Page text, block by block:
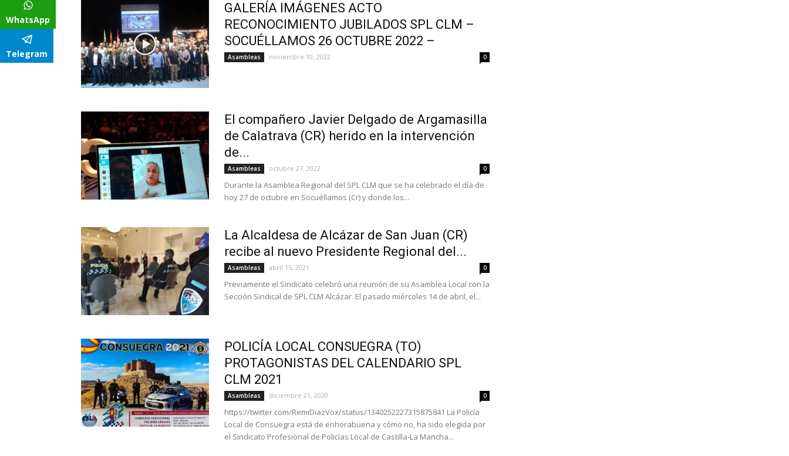
GALERÍA IMÁGENES ACTO
RECONOCIMIENTO JUBILADOS SPL CLM –
SOCUÉLLAMOS 26 OCTUBRE 2022 –
Asambleas noviembre 10, 2022 0
El compañero Javier Delgado de Argamasilla
de Calatrava (CR) herido en la intervención
de...
Asambleas octubre 27, 2022 0
Durante la Asamblea Regional del SPL CLM que se ha celebrado el día de
hoy 27 de octubre en Socuéllamos (Cr) y donde los...
La Alcaldesa de Alcázar de San Juan (CR)
recibe al nuevo Presidente Regional del...
Asambleas abril 15, 2021 0
Previamente el Sindicato celebró una reunión de su Asamblea Local con la
Sección Sindical de SPL CLM Alcázar. El pasado miércoles 14 de abril, el...
POLICÍA LOCAL CONSUEGRA (TO)
PROTAGONISTAS DEL CALENDARIO SPL
CLM 2021
Asambleas diciembre 21, 2020 0
https://twitter.com/RemiDiazVox/status/1340252227315875841 La Policía
Local de Consuegra está de enhorabuena y cómo no, ha sido elegida por
el Sindicato Profesional de Policías Local de Castilla-La Mancha...
WhatsApp
Telegram